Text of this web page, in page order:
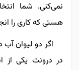
نمی‌کنی. شما
هستی که کاری را
اگر دو لیوان
در درونت یکی از